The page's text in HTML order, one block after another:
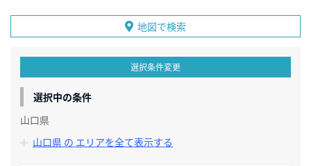
地図で検索
選択条件変更
選択中の条件
山口県
山口県 の エリアを全て表示する